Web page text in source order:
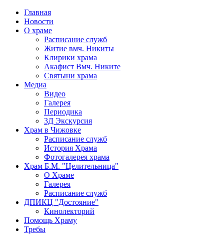
Главная
Новости
О храме
Расписание служб
Житие вмч. Никиты
Клирики храма
Акафист Вмч. Никите
Святыни храма
Медиа
Видео
Галерея
Периодика
3Д Экскурсия
Храм в Чижовке
Расписание служб
История Храма
Фотогалерея храма
Храм Б.М. "Целительница"
О Храме
Галерея
Расписание служб
ДПИКЦ "Достояние"
Кинолекторий
Помощь Храму
Требы